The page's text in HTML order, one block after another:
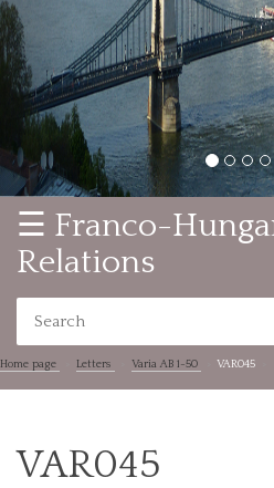
☰ Franco-
Relations
Home page Letters Varia AB 1-50 VAR045
VAR045